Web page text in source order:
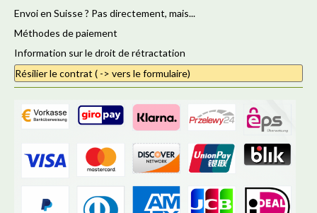
Envoi en Suisse ? Pas directement, mais...
Méthodes de paiement
Information sur le droit de rétractation
Résilier le contrat ( -> vers le formulaire)